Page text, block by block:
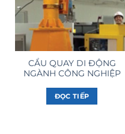
CẨU QUAY DI ĐỘNG
NGÀNH CÔNG NGHIỆP
ĐỌC TIẾP